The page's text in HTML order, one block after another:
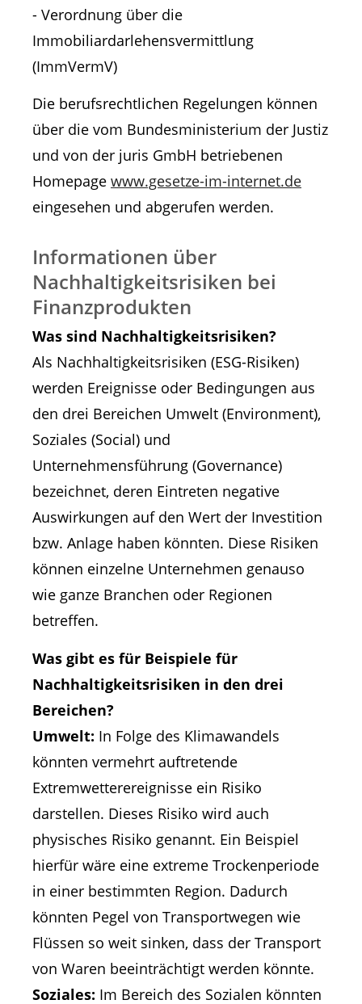
- Verordnung über die
Immobiliardarlehensvermittlung
(ImmVermV)
Die berufsrechtlichen Regelungen können
über die vom Bundesministerium der Justiz
und von der juris GmbH betriebenen
Homepage www.gesetze-im-internet.de
eingesehen und abgerufen werden.
Informationen über
Nachhaltigkeitsrisiken bei
Finanzprodukten
Was sind Nachhaltigkeitsrisiken?
Als Nachhaltigkeitsrisiken (ESG-Risiken)
werden Ereignisse oder Bedingungen aus
den drei Bereichen Umwelt (Environment),
Soziales (Social) und
Unternehmensführung (Governance)
bezeichnet, deren Eintreten negative
Auswirkungen auf den Wert der Investition
bzw. Anlage haben könnten. Diese Risiken
können einzelne Unternehmen genauso
wie ganze Branchen oder Regionen
betreffen.
Was gibt es für Beispiele für
Nachhaltigkeitsrisiken in den drei
Bereichen?
Umwelt: In Folge des Klimawandels
könnten vermehrt auftretende
Extremwetterereignisse ein Risiko
darstellen. Dieses Risiko wird auch
physisches Risiko genannt. Ein Beispiel
hierfür wäre eine extreme Trockenperiode
in einer bestimmten Region. Dadurch
könnten Pegel von Transportwegen wie
Flüssen so weit sinken, dass der Transport
von Waren beeinträchtigt werden könnte.
Soziales: Im Bereich des Sozialen könnten